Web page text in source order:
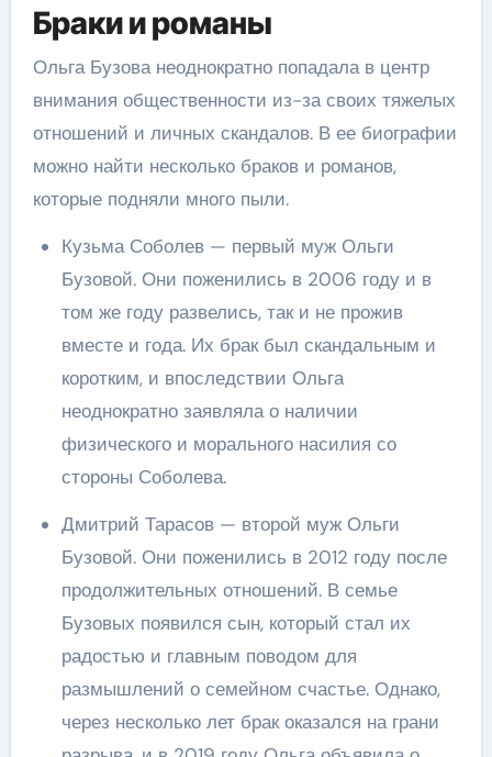
Браки и романы
Ольга Бузова неоднократно попадала в центр
внимания общественности из-за своих тяжелых
отношений и личных скандалов. В ее биографии
можно найти несколько браков и романов,
которые подняли много пыли.
Кузьма Соболев — первый муж Ольги
Бузовой. Они поженились в 2006 году и в
том же году развелись, так и не прожив
вместе и года. Их брак был скандальным и
коротким, и впоследствии Ольга
неоднократно заявляла о наличии
физического и морального насилия со
стороны Соболева.
Дмитрий Тарасов — второй муж Ольги
Бузовой. Они поженились в 2012 году после
продолжительных отношений. В семье
Бузовых появился сын, который стал их
радостью и главным поводом для
размышлений о семейном счастье. Однако,
через несколько лет брак оказался на грани